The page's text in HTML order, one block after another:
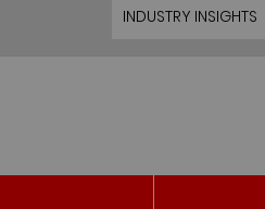
INDUSTRY INSIGHTS